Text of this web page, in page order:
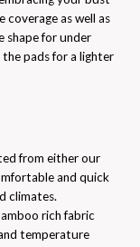
coverage as well as
shape for under
pads for a lighter
from either our
and quick
climates.
rich fabric
temperature